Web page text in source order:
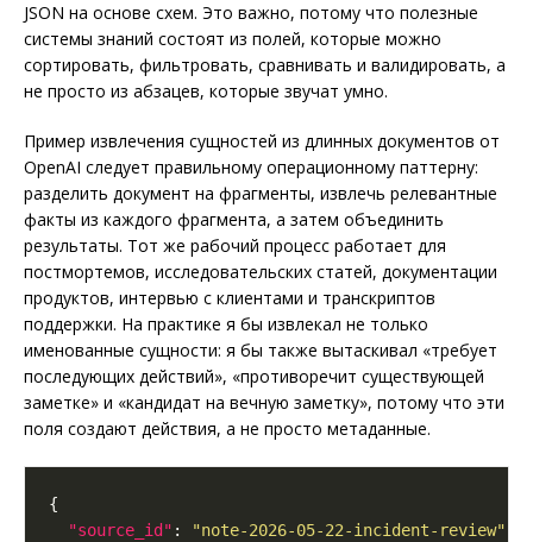
JSON на основе схем. Это важно, потому что полезные
системы знаний состоят из полей, которые можно
сортировать, фильтровать, сравнивать и валидировать, а
не просто из абзацев, которые звучат умно.
Пример извлечения сущностей из длинных документов от
OpenAI следует правильному операционному паттерну:
разделить документ на фрагменты, извлечь релевантные
факты из каждого фрагмента, а затем объединить
результаты. Тот же рабочий процесс работает для
постмортемов, исследовательских статей, документации
продуктов, интервью с клиентами и транскриптов
поддержки. На практике я бы извлекал не только
именованные сущности: я бы также вытаскивал «требует
последующих действий», «противоречит существующей
заметке» и «кандидат на вечную заметку», потому что эти
поля создают действия, а не просто метаданные.
"source_id" : "note-2026-05-22-incident-review"